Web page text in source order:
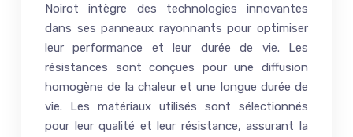
Noirot intègre des technologies innovantes
dans ses panneaux rayonnants pour optimiser
leur performance et leur durée de vie. Les
résistances sont conçues pour une diffusion
homogène de la chaleur et une longue durée de
vie. Les matériaux utilisés sont sélectionnés
pour leur qualité et leur résistance, assurant la